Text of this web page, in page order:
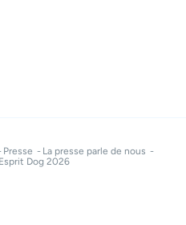
Presse
La presse parle de nous
Dog 2026